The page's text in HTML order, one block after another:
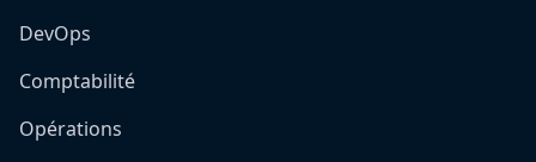
DevOps
Comptabilité
Opérations